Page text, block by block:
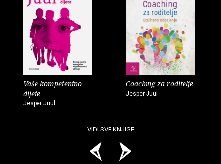
Vaše kompetentno
dijete
Jesper Juul
Coaching za roditelje
Jesper Juul
VIDI SVE KNJIGE